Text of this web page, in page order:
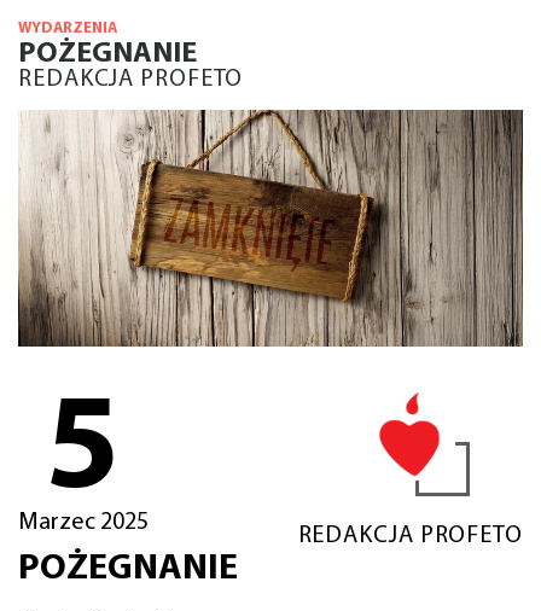
WYDARZENIA
POŻEGNANIE
REDAKCJA PROFETO
5
Marzec 2025
REDAKCJA PROFETO
POŻEGNANIE